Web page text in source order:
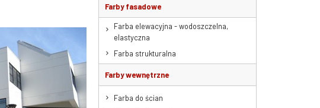
Farby fasadowe
Farba elewacyjna - wodoszczelna,
elastyczna
Farba strukturalna
Farby wewnętrzne
Farba do ścian